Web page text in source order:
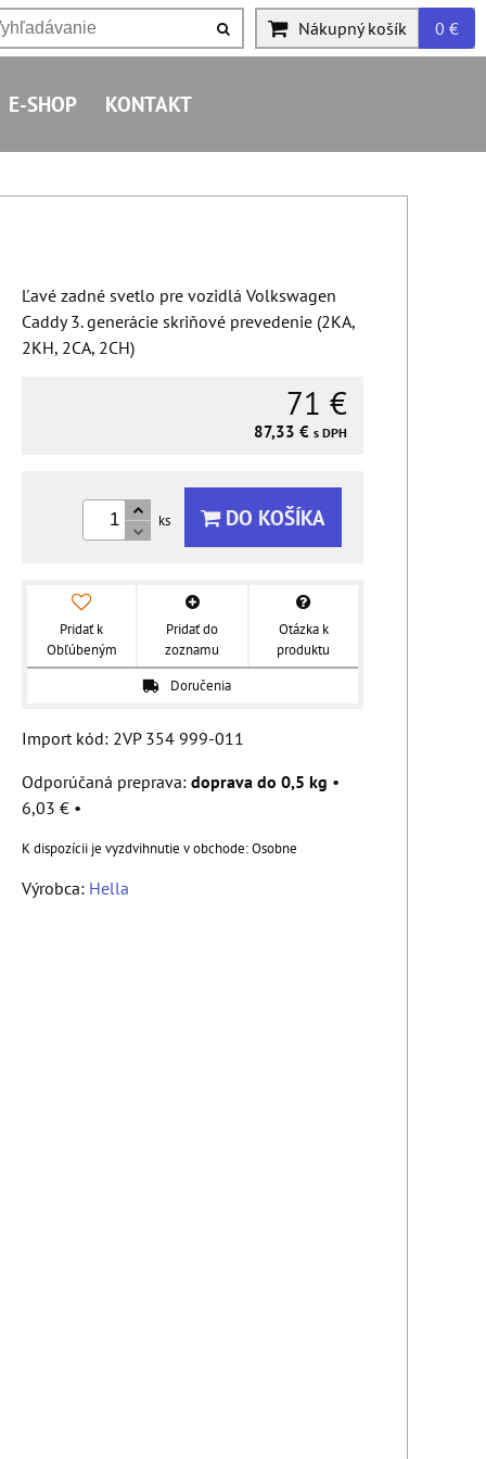
Nákupný košík 0 €
E-SHOP KONTAKT
Ľavé zadné svetlo pre vozidlá Volkswagen
Caddy 3. generácie skriňové prevedenie (2KA,
2KH, 2CA, 2CH)
71 €
87,33 € s DPH
ks DO KOŠÍKA
Pridať k
Obľúbeným
Pridať do
zoznamu
Otázka k
produktu
Doručenia
Import kód: 2VP 354 999-011
doprava do 0,5 kg •
6,03 € •
Osobne
Výrobca: Hella